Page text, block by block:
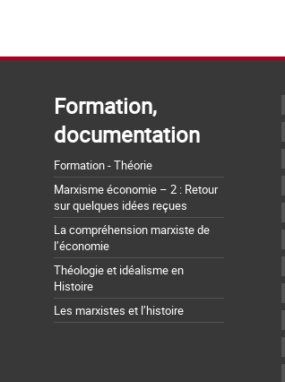
Formation,
documentation
Formation - Théorie
Marxisme économie – 2 : Retour
sur quelques idées reçues
La compréhension marxiste de
l’économie
Théologie et idéalisme en
Histoire
Les marxistes et l’histoire